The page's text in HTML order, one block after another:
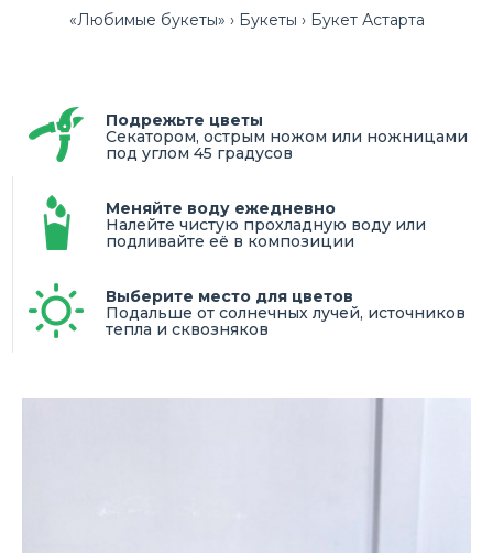
«Любимые букеты» Букеты Букет Астарта
Подрежьте цветы
Секатором, острым ножом или ножницами
под углом 45 градусов
Меняйте воду ежедневно
Налейте чистую прохладную воду или
подливайте её в композиции
Выберите место для цветов
Подальше от солнечных лучей, источников
тепла и сквозняков